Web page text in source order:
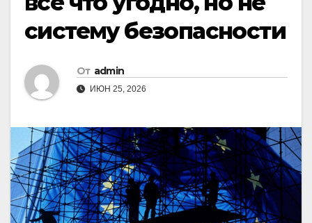
систему безопасности
От admin
ИЮН 25, 2026